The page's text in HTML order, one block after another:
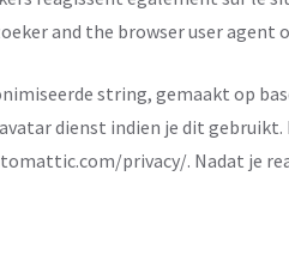
and the browser user
string, gemaakt op
dienst indien je dit
privacy/. Nadat je